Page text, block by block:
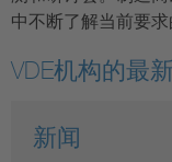
中不断了解当前要求
VDE机构的最
新闻